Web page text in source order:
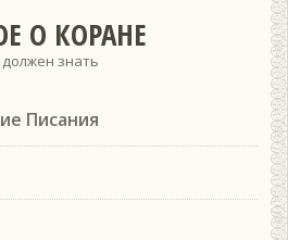
О КОРАНЕ
знать
Писания